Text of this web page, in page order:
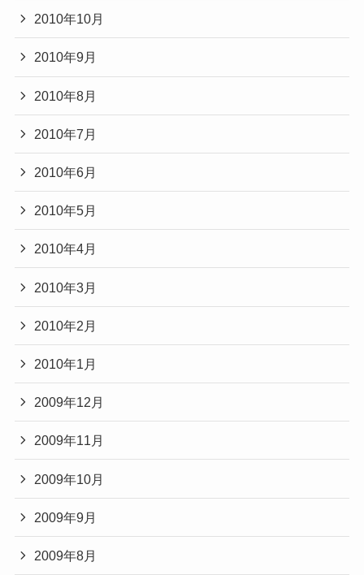
2010年10月
2010年9月
2010年8月
2010年7月
2010年6月
2010年5月
2010年4月
2010年3月
2010年2月
2010年1月
2009年12月
2009年11月
2009年10月
2009年9月
2009年8月